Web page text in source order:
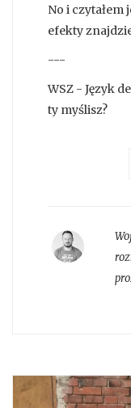
No i czytałem
efekty
---
WSZ - Język
ty myślisz?